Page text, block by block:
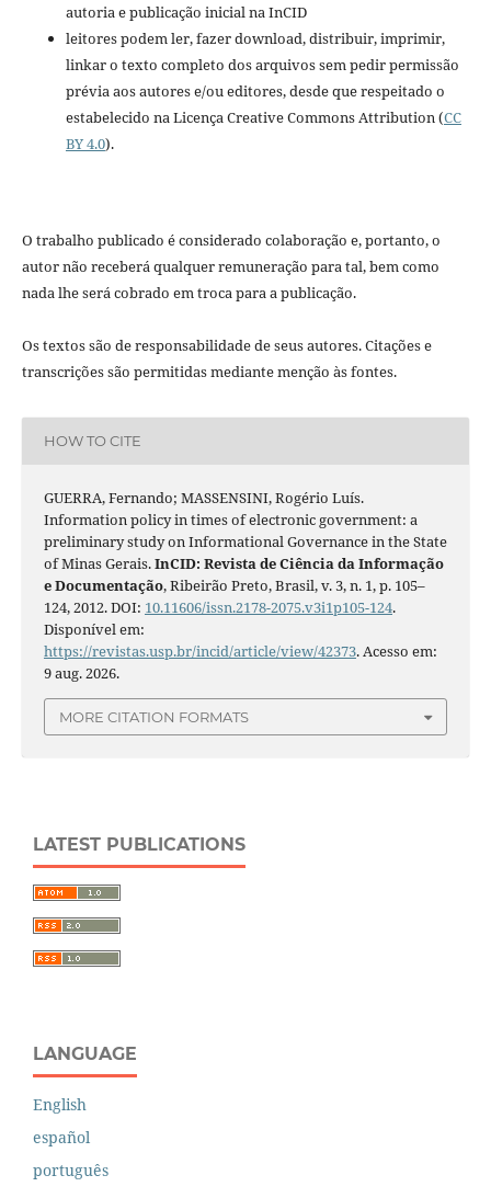
autoria e publicação inicial na InCID
leitores podem ler, fazer download, distribuir, imprimir,
linkar o texto completo dos arquivos sem pedir permissão
prévia aos autores e/ou editores, desde que respeitado o
estabelecido na Licença Creative Commons Attribution (CC
BY 4.0).
O trabalho publicado é considerado colaboração e, portanto, o
autor não receberá qualquer remuneração para tal, bem como
nada lhe será cobrado em troca para a publicação.
Os textos são de responsabilidade de seus autores. Citações e
transcrições são permitidas mediante menção às fontes.
HOW TO CITE
GUERRA, Fernando; MASSENSINI, Rogério Luís.
Information policy in times of electronic government: a
preliminary study on Informational Governance in the State
of Minas Gerais.InCID: Revista de Ciência da Informação
e Documentação, Ribeirão Preto, Brasil, v. 3, n. 1, p. 105–
124, 2012. DOI: 10.11606/issn.2178-2075.v3i1p105-124.
Disponível em:
https://revistas.usp.br/incid/article/view/42373. Acesso em:
9 aug. 2026.
MORE CITATION FORMATS
LATEST PUBLICATIONS
LANGUAGE
English
español
português